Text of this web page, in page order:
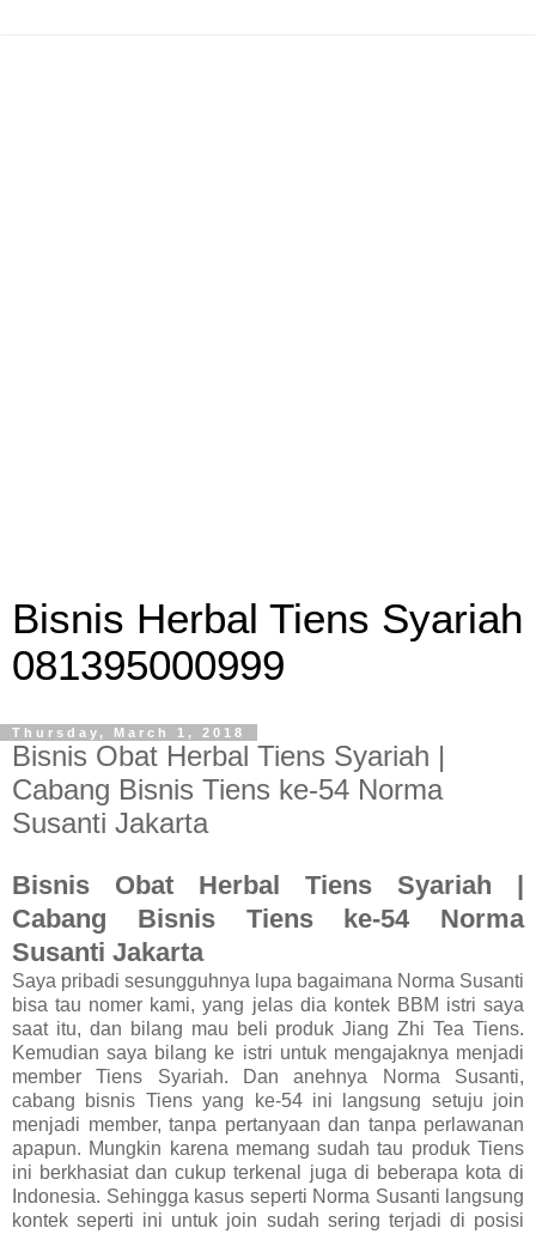
Bisnis Herbal Tiens Syariah
081395000999
Thursday, March 1, 2018
Bisnis Obat Herbal Tiens Syariah |
Cabang Bisnis Tiens ke-54 Norma
Susanti Jakarta
Bisnis Obat Herbal Tiens Syariah |
Cabang Bisnis Tiens ke-54 Norma
Susanti Jakarta
Saya pribadi sesungguhnya lupa bagaimana Norma Susanti
bisa tau nomer kami, yang jelas dia kontek BBM istri saya
saat itu, dan bilang mau beli produk Jiang Zhi Tea Tiens.
Kemudian saya bilang ke istri untuk mengajaknya menjadi
member Tiens Syariah. Dan anehnya Norma Susanti,
cabang bisnis Tiens yang ke-54 ini langsung setuju join
menjadi member, tanpa pertanyaan dan tanpa perlawanan
apapun. Mungkin karena memang sudah tau produk Tiens
ini berkhasiat dan cukup terkenal juga di beberapa kota di
Indonesia. Sehingga kasus seperti Norma Susanti langsung
kontek seperti ini untuk join sudah sering terjadi di posisi